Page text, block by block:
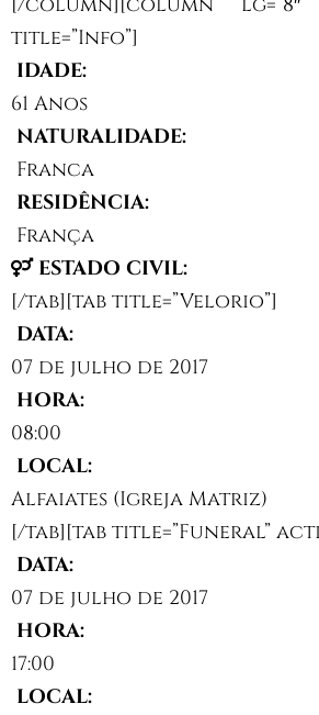
title=”Info”]
IDADE:
61 Anos
NATURALIDADE:
Franca
RESIDÊNCIA:
França
ESTADO CIVIL:
[/tab][tab title=”Velorio”]
DATA:
07 de julho de 2017
HORA:
08:00
LOCAL:
Alfaiates (Igreja Matriz)
[/tab][tab title=”Funeral”
DATA:
07 de julho de 2017
HORA:
17:00
LOCAL: